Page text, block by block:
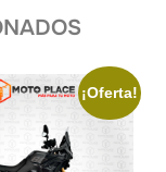
¡Oferta!